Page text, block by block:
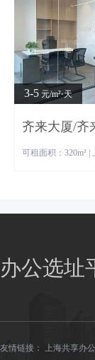
3-5 元/m²⋅天
齐来大厦/齐
可租面积：320m² |
办公选址
友情链接： 上海共享办